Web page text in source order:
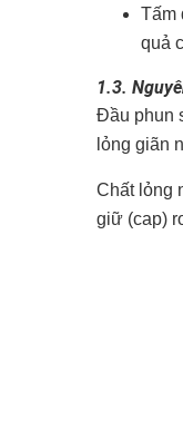
Tấm
quả
1.3.
Đầu phun
lỏng giãn
Chất lỏng
giữ (cap)